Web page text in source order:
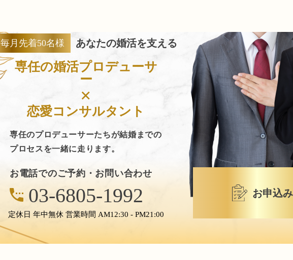
毎月先着50名様 あなたの婚活を支える
専任の婚活プロデューサ
ー
×
恋愛コンサルタント
専任のプロデューサーたちが結婚までの
プロセスを一緒に走ります。
お電話でのご予約・お問い合わせ
03-6805-1992
定休日 年中無休 営業時間 AM12:30 - PM21:00
お申込